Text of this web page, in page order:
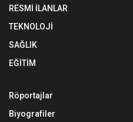
RESMİ İLANLAR
TEKNOLOJİ
SAĞLIK
EĞİTİM
Röportajlar
Biyografiler